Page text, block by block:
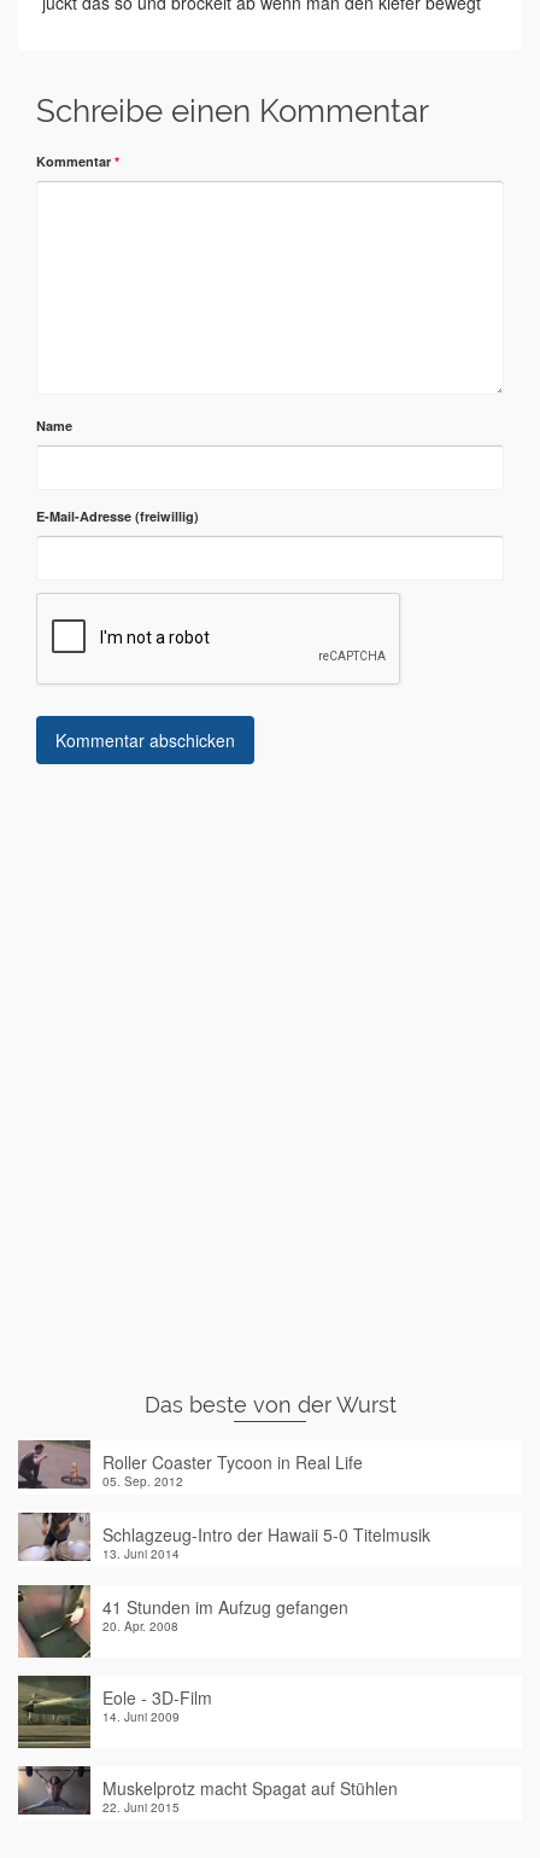
Schreibe einen Kommentar
Kommentar *
Name
E-Mail-Adresse
Das beste von der Wurst
Roller Coaster Tycoon in Real Life
05. Sep. 2012
Schlagzeug-Intro der Hawaii 5-0 Titelmusik
13. Juni 2014
41 Stunden im Aufzug gefangen
20. Apr. 2008
Eole - 3D-Film
14. Juni 2009
Muskelprotz macht Spagat auf Stühlen
22. Juni 2015